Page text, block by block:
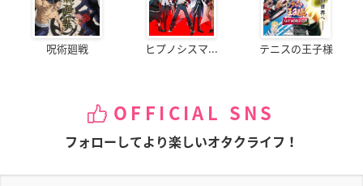
呪術廻戦 ヒプノシスマ... テニスの王子様
OFFICIAL SNS
フォローしてより楽しいオタクライフ！